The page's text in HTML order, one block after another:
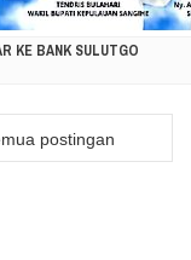
KE BANK SULUTGO
LINGKUNGAN BERSIH
DI NUSA UTARA
postingan